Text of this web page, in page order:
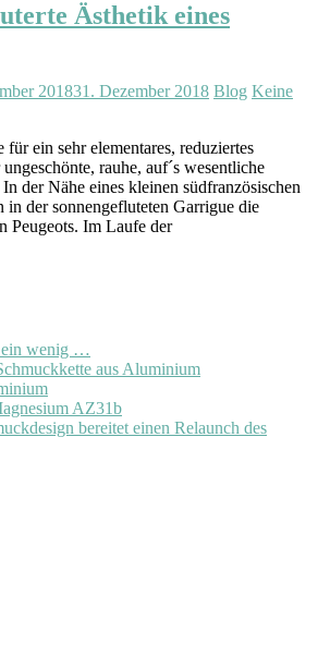
Ästhetik eines
201831. Dezember 2018 Blog Keine
ein sehr elementares, reduziertes
rauhe, auf´s wesentliche
der Nähe eines kleinen südfranzösischen
in der sonnengefluteten Garrigue die
Peugeots. Im Laufe der
ein wenig …
aus Aluminium
AZ31b
bereitet einen Relaunch des